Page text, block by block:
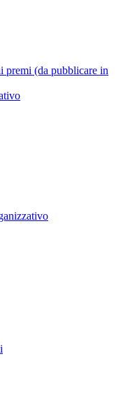
premi (da pubblicare in